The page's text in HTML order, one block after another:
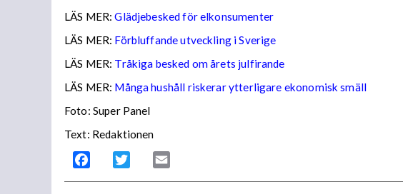
LÄS MER:Glädjebesked för elkonsumenter
LÄS MER: Förbluffande utveckling i Sverige
LÄS MER: Tråkiga besked om årets julfirande
LÄS MER: Många hushåll riskerar ytterligare ekonomisk smäll
Foto: Super Panel
Text: Redaktionen
Facebook Twitter